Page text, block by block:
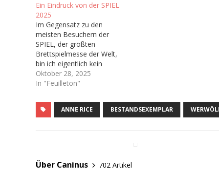
Ein Eindruck von der SPIEL
2025
Im Gegensatz zu den
meisten Besuchern der
SPIEL, der größten
Brettspielmesse der Welt,
bin ich eigentlich kein
Brettspieler. In meiner
Kindheit wurden bei uns
gespielt abseits von ab
und an Risiko oder
gefunden. Man könnte
Oktober 28, 2025
In "Feuilleton"
ANNE RICE BESTANDSEXEMPLAR
Über Caninus
702 Artikel